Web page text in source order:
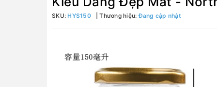
SKU:HYS150 Thương hiệu:Đang cập nhật